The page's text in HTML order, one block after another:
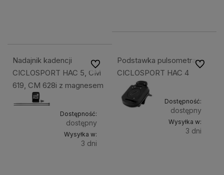
koszyka
Nadajnik kadencji
CICLOSPORT HAC 5, CM
619, CM 628i z magnesem
Dostępność:
dostępny
Wysyłka w:
3 dni
Do ulubionychPodstawka pulsometra
CICLOSPORT HAC 4
Dostępność:
dostępny
Wysyłka w:
3 dni
Do